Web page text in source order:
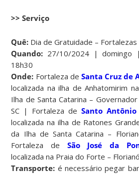
>> Serviço
Quê: Dia de Gratuidade – Fortalezas
Quando: 27/10/2024 | domingo
18h30
Onde: Fortaleza de Santa Cruz de
localizada na ilha de Anhatomirim
Ilha de Santa Catarina –
SC | Fortaleza de Santo
localizada na ilha de Ratones
da Ilha de Santa Catarina –
Fortaleza de São José da
localizada na Praia do Forte –
Transporte: é necessário pegar